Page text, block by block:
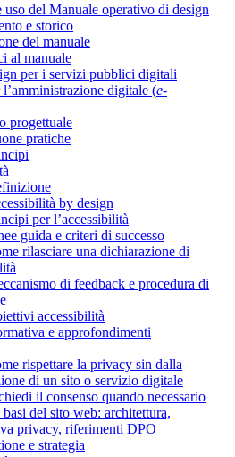
uso del Manuale operativo di design
e storico
del manuale
al manuale
per i servizi pubblici digitali
digitale (e-
progettuale
pratiche
by design
per l’accessibilità
guida e criteri di successo
rilasciare una dichiarazione di
di feedback e procedura di
accessibilità
e approfondimenti
rispettare la privacy sin dalla
di un sito o servizio digitale
il consenso quando necessario
del sito web: architettura,
privacy, riferimenti DPO
e strategia